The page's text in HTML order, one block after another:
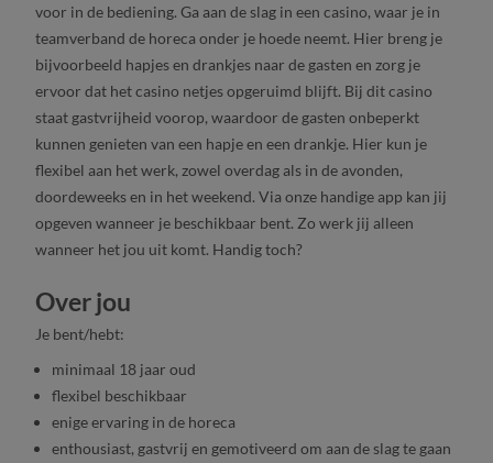
voor in de bediening. Ga aan de slag in een casino, waar je in
teamverband de horeca onder je hoede neemt. Hier breng je
bijvoorbeeld hapjes en drankjes naar de gasten en zorg je
ervoor dat het casino netjes opgeruimd blijft. Bij dit casino
staat gastvrijheid voorop, waardoor de gasten onbeperkt
kunnen genieten van een hapje en een drankje. Hier kun je
flexibel aan het werk, zowel overdag als in de avonden,
doordeweeks en in het weekend. Via onze handige app kan jij
opgeven wanneer je beschikbaar bent. Zo werk jij alleen
wanneer het jou uit komt. Handig toch?
Over jou
Je bent/hebt:
minimaal 18 jaar oud
flexibel beschikbaar
enige ervaring in de horeca
enthousiast, gastvrij en gemotiveerd om aan de slag te gaan